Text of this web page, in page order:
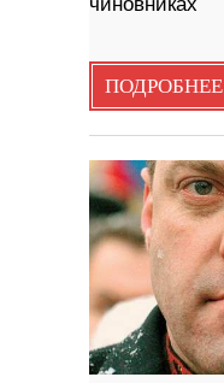
чиновниках
ПОДРОБНЕЕ